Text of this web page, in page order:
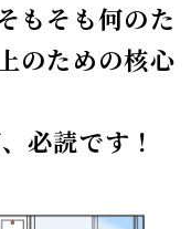
もそも何のた
のための核心
必読です！